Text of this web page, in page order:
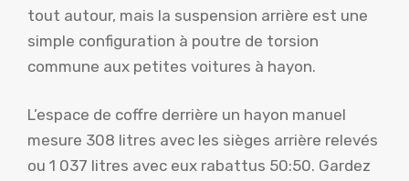
tout autour, mais la suspension arrière est une
simple configuration à poutre de torsion
commune aux petites voitures à hayon.
L’espace de coffre derrière un hayon manuel
mesure 308 litres avec les sièges arrière relevés
ou 1 037 litres avec eux rabattus 50:50. Gardez